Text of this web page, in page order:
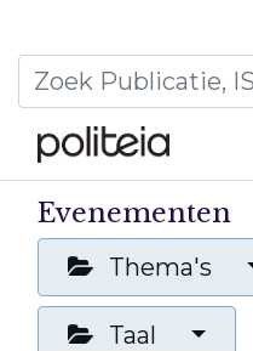
Evenementen
Thema's
Taal